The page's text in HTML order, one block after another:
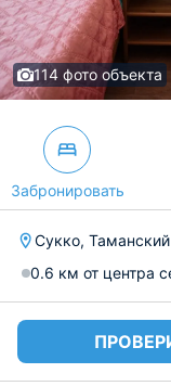
114 фото объекта
Забронировать
Сукко,
0.6 км от центра